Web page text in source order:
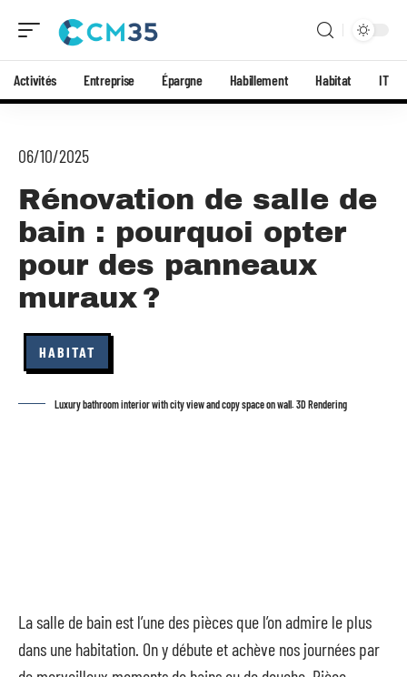
Activités Entreprise Épargne Habillement Habitat IT
06/10/2025
Rénovation de salle de
bain : pourquoi opter
pour des panneaux
muraux ?
HABITAT
Luxury bathroom interior with city view and copy space on wall. 3D Rendering
La salle de bain est l’une des pièces que l’on admire le plus
dans une habitation. On y débute et achève nos journées par